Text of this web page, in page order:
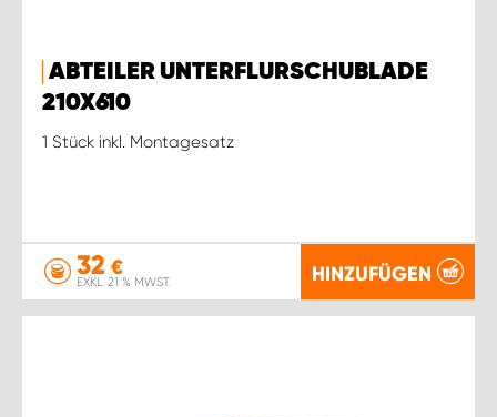
ABTEILER UNTERFLURSCHUBLADE
210X610
1 Stück inkl. Montagesatz
32 €
EXKL. 21 % MWST. HINZUFÜGEN